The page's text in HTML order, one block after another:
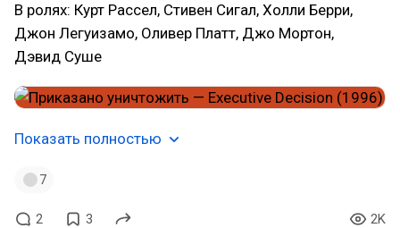
В ролях: Курт Рассел, Стивен Сигал, Холли Берри,
Джон Легуизамо, Оливер Платт, Джо Мортон,
Дэвид Суше
Показать полностью
7
2 3 2K